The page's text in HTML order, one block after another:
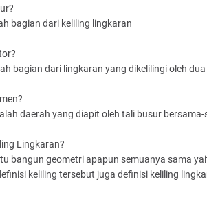
bagian dari keliling lingkaran
bagian dari lingkaran yang dikelilingi oleh
daerah yang diapit oleh tali busur
Lingkaran?
bangun geometri apapun semuanya sama
keliling tersebut juga definisi keliling